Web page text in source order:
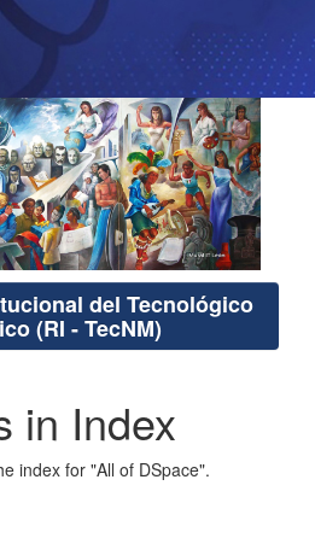
del Tecnológico
(RI - TecNM)
in Index
index for "All of DSpace".